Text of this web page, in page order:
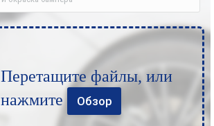
Перетащите файлы, или
нажмите
Обзор